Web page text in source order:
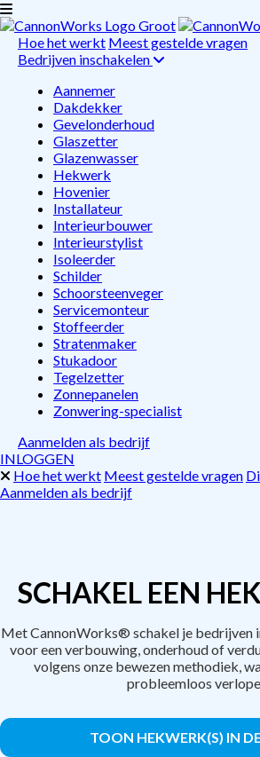
Hoe het werkt Meest gestelde vragen
Bedrijven inschakelen
Aannemer
Dakdekker
Gevelonderhoud
Glaszetter
Glazenwasser
Hekwerk
Hovenier
Installateur
Interieurbouwer
Interieurstylist
Isoleerder
Schilder
Schoorsteenveger
Servicemonteur
Stoffeerder
Stratenmaker
Stukadoor
Tegelzetter
Zonnepanelen
Zonwering-specialist
Aanmelden als bedrijf
INLOGGEN
Hoe het werkt Meest gestelde vragen
Aanmelden als bedrijf
SCHAKEL EEN
Met CannonWorks® schakel je bedrijven
voor een verbouwing, onderhoud of
volgens onze bewezen methodiek,
probleemloos
TOON HEKWERK(S) IN